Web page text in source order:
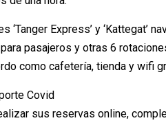
‘Tanger Express’ y ‘Kattegat’
pasajeros y otras 6
como cafetería, tienda y wifi
Covid
sus reservas online,